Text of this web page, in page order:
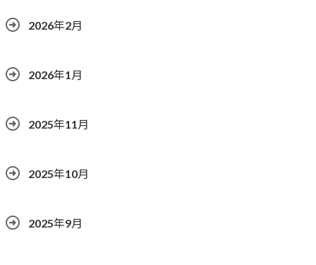
2026年2月
2026年1月
2025年11月
2025年10月
2025年9月